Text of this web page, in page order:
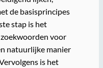
de basisprincipes
stap is het
voor
natuurlijke manier
is het